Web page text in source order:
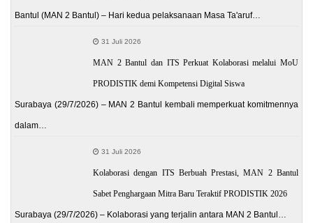
Bantul (MAN 2 Bantul) – Hari kedua pelaksanaan Masa Ta'aruf…
31 Juli 2026
MAN 2 Bantul dan ITS Perkuat Kolaborasi melalui MoU
PRODISTIK demi Kompetensi Digital Siswa
Surabaya (29/7/2026) – MAN 2 Bantul kembali memperkuat komitmennya
dalam…
31 Juli 2026
Kolaborasi dengan ITS Berbuah Prestasi, MAN 2 Bantul
Sabet Penghargaan Mitra Baru Teraktif PRODISTIK 2026
Surabaya (29/7/2026) – Kolaborasi yang terjalin antara MAN 2 Bantul…